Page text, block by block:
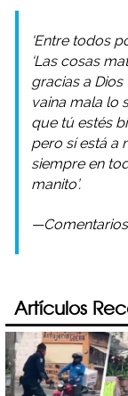
‘Entre todos
‘Las cosas
gracias a Dios
vaina mala lo
que tú estés
pero sí está a
siempre en
manito’.
Artículos